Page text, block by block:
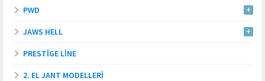
PWD
JAWS HELL
PRESTIGE LINE
2. EL JANT MODELLERI